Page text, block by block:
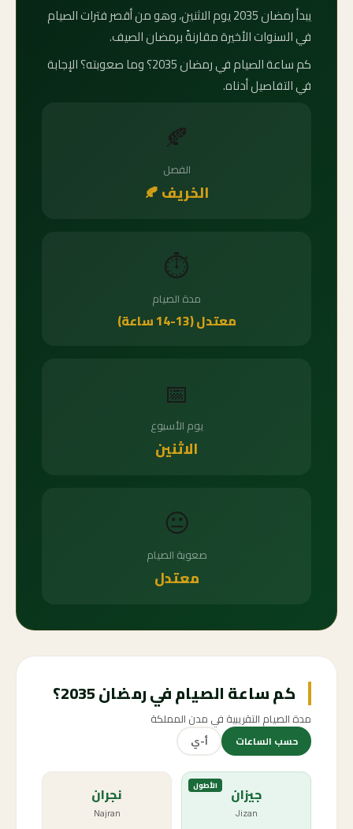
يبدأ رمضان 2035 يوم الاثنين، وهو من أقصر فترات الصيام
في السنوات الأخيرة مقارنةً برمضان الصيف.
كم ساعة الصيام في رمضان 2035؟ وما صعوبته؟ الإجابة
في التفاصيل أدناه.
🍂
الفصل
الخريف 🍂
⏱️
مدة الصيام
معتدل (13-14 ساعة)
📅
يوم الأسبوع
الاثنين
😐
صعوبة الصيام
معتدل
كم ساعة الصيام في رمضان 2035؟
مدة الصيام التقريبية في مدن المملكة
حسب الساعات أ-ي
الأطول جيزان
Jizan
نجران
Najran